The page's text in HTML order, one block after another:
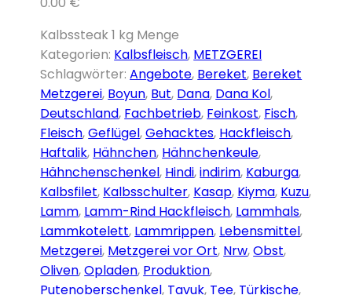
Kalbssteak 1 kg Menge
Kategorien: Kalbsfleisch, METZGEREI
Schlagwörter:Angebote, Bereket, Bereket
Metzgerei, Boyun, But, Dana, Dana Kol,
Deutschland, Fachbetrieb, Feinkost, Fisch,
Fleisch,Geflügel,Gehacktes, Hackfleisch,
Haftalik, Hähnchen, Hähnchenkeule,
Hähnchenschenkel, Hindi,indirim, Kaburga,
Kalbsfilet, Kalbsschulter, Kasap, Kiyma, Kuzu,
Lamm, Lamm-Rind Hackfleisch, Lammhals,
Lammkotelett, Lammrippen, Lebensmittel,
Metzgerei, Metzgerei vor Ort, Nrw,Obst,
Oliven,Opladen, Produktion,
Putenoberschenkel, Tavuk, Tee, Türkische,